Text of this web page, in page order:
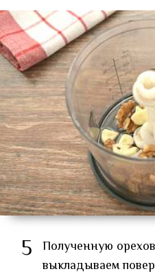
5 Полученную
выкладываем